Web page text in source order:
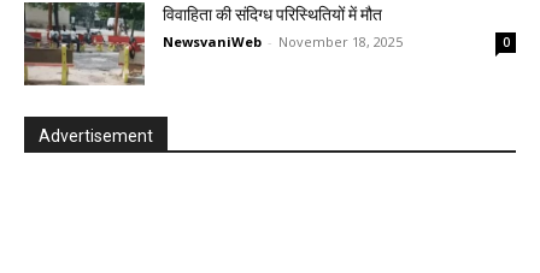
विवाहिता की संदिग्ध परिस्थितियों में मौत
NewsvaniWeb - November 18, 2025 0
Advertisement